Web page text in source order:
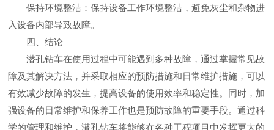
保持环境整洁：保持设备工作环境整洁，避免灰尘和杂物进
入设备内部导致故障。
四、结论
潜孔钻车在使用过程中可能遇到多种故障，通过掌握常见故
障及其解决方法，并采取相应的预防措施和日常维护措施，可以
有效减少故障的发生，提高设备的使用效率和稳定性。同时，加
强设备的日常维护和保养工作也是预防故障的重要手段。通过科
学的管理和维护，潜孔钻车将能够在各种工程项目中发挥更大的